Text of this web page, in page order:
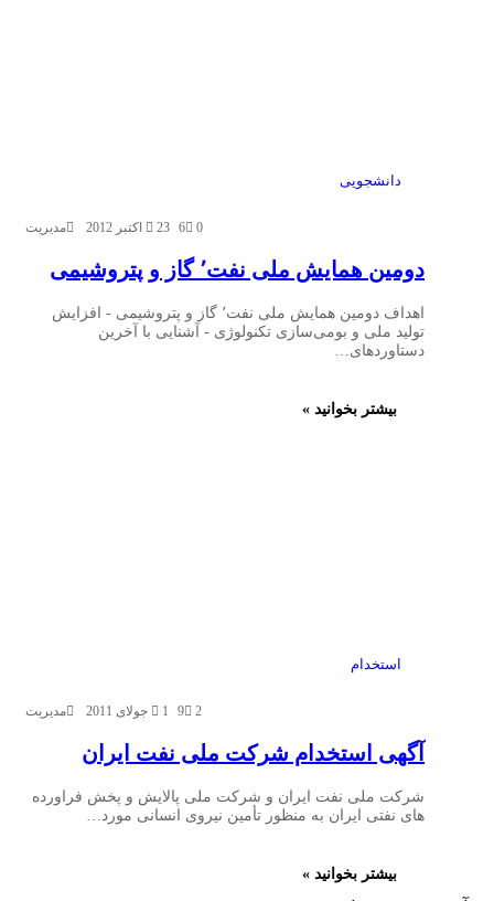
دانشجویی
مدیریت 23 اکتبر 2012 0
6
دومین همایش ملی نفت٬ گاز و پتروشیمی
اهداف دومین همایش ملی نفت٬ گاز و پتروشیمی - افزایش
تولید ملی و بومی‌سازی تکنولوژی - آشنایی با آخرین
دستاوردهای…
بیشتر بخوانید »
استخدام
مدیریت 1 جولای 2011 2
9
آگهی استخدام شرکت ملی نفت ایران
شرکت ملی نفت ایران و شرکت ملی پالایش و پخش فراورده
های نفتی ایران به منظور تأمین نیروی انسانی مورد…
بیشتر بخوانید »